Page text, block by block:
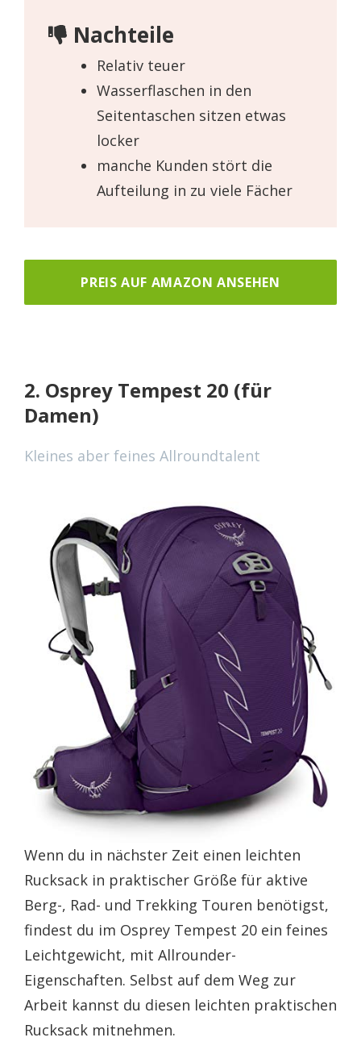
Nachteile
Relativ teuer
Wasserflaschen in den
Seitentaschen sitzen etwas
locker
manche Kunden stört die
Aufteilung in zu viele Fächer
PREIS AUF AMAZON ANSEHEN
2. Osprey Tempest 20 (für
Damen)
Kleines aber feines Allroundtalent
Wenn du in nächster Zeit einen leichten
Rucksack in praktischer Größe für aktive
Berg-, Rad- und Trekking Touren benötigst,
findest du im Osprey Tempest 20 ein feines
Leichtgewicht, mit Allrounder-
Eigenschaften. Selbst auf dem Weg zur
Arbeit kannst du diesen leichten praktischen
Rucksack mitnehmen.